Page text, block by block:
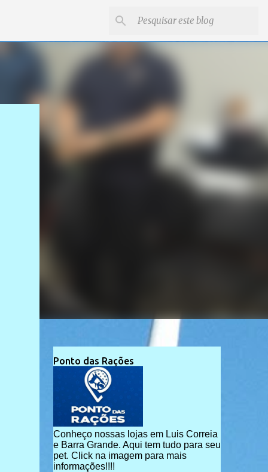
Ponto das Rações
Conheço nossas lojas em Luis Correia
e Barra Grande. Aqui tem tudo para seu
pet. Click na imagem para mais
informações!!!!